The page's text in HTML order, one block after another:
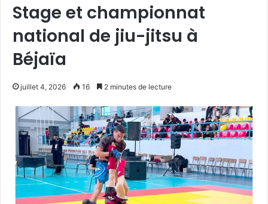
Stage et championnat
national de jiu-jitsu à
Béjaïa
juillet 4, 2026 16 2 minutes de lecture